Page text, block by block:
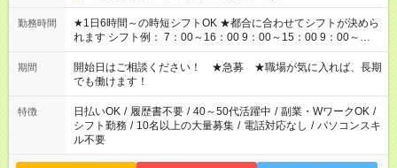
勤務時間
★1日6時間～の時短シフトOK ★都合に合わせてシフトが決めら
れます シフト例： 7：00～16：00 9：00～15：00 9：00～
18：00 11：00～20：00 など ※Wワークの場合、他のお仕事と
合わせ週40時間超の就業はご案内できません ※法令に基づき、
週20時間以上勤務は社会保険への加入対象となります ※労働者
派遣法（日雇い派遣の原則禁止）により、短時間・短期間の就
業はご案内が難しい場合があります
期間
開始日はご相談ください！ ★急募 ★職場が気に入れば、長期
でも働けます！
特徴 日払いOK / 履歴書不要 / 40～50代活躍中 / 副業・WワークOK /
シフト勤務 / 10名以上の大量募集 / 電話対応なし / パソコンスキ
ル不要